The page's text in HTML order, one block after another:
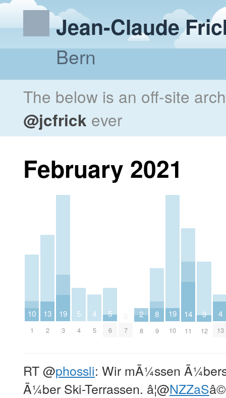
Jean-Claude
Bern
The below is an off-site
@jcfrick ever
February 2021
10
1
13
2
19
3
5
4
4
5
5
6 7
2
8
8
9
19
10
14
11
9
12
4
13
RT@phossli: Wir mÃ¼ssen
Ã¼ber Ski-Terrassen. â¦@NZZaSâ©